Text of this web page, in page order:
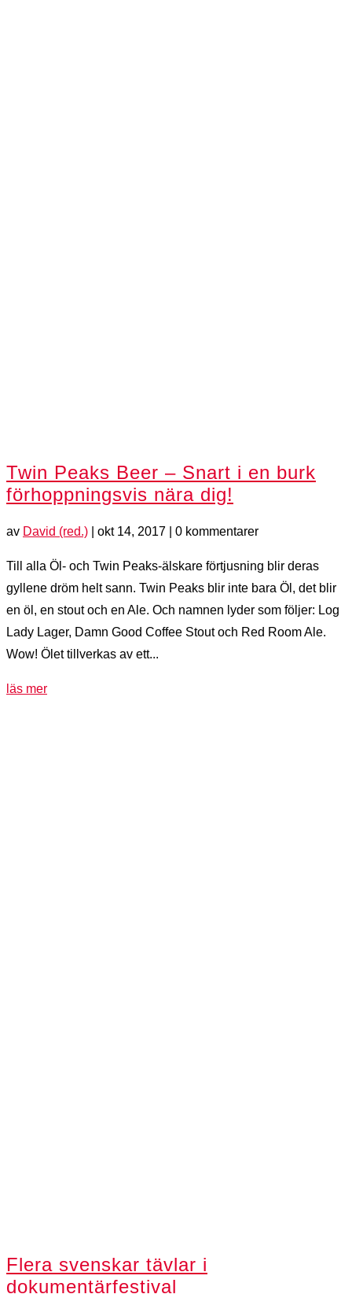
Twin Peaks Beer – Snart i en burk
förhoppningsvis nära dig!
av David (red.) okt 14, 2017 | 0 kommentarer
Till alla Öl- och Twin Peaks-älskare förtjusning blir deras
gyllene dröm helt sann. Twin Peaks blir inte bara Öl, det blir
en öl, en stout och en Ale. Och namnen lyder som följer: Log
Lady Lager, Damn Good Coffee Stout och Red Room Ale.
Wow! Ölet tillverkas av ett...
läs mer
Flera svenskar tävlar i
dokumentärfestival